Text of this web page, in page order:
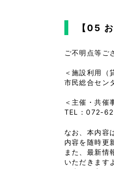
【05
ご不明点等ご
＜施設利用（
市民総合セ
＜主催・共催
TEL：072-
なお、本内容
内容を随時更
また、最新情
いただきます